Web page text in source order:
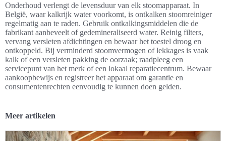
Onderhoud verlengt de levensduur van elk stoomapparaat. In
België, waar kalkrijk water voorkomt, is ontkalken stoomreiniger
regelmatig aan te raden. Gebruik ontkalkingsmiddelen die de
fabrikant aanbeveelt of gedemineraliseerd water. Reinig filters,
vervang versleten afdichtingen en bewaar het toestel droog en
ontkoppeld. Bij verminderd stoomvermogen of lekkages is vaak
kalk of een versleten pakking de oorzaak; raadpleeg een
servicepunt van het merk of een lokaal reparatiecentrum. Bewaar
aankoopbewijs en registreer het apparaat om garantie en
consumentenrechten eenvoudig te kunnen doen gelden.
Meer artikelen